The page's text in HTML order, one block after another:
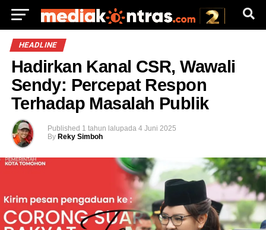
HEADLINE
Hadirkan Kanal CSR, Wawali
Sendy: Percepat Respon
Terhadap Masalah Publik
Published 1 tahun lalupada 4 Juni 2025
By Reky Simboh